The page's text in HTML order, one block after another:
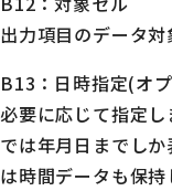
出力項目のデータ対
B13：日時指定(オ
必要に応じて指定
では年月日までし
は時間データも保